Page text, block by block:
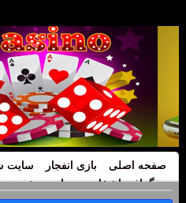
صفحه اصلی بازی انفجار سایت
بیوگرافی اشخاص
سایت پیش بینی